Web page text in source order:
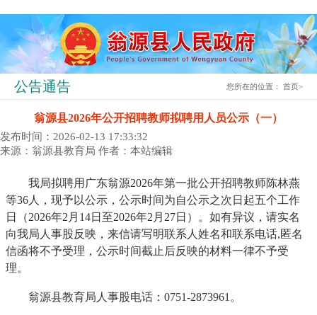
公告通告 您所在的位置：首页>
翁源县2026年公开招聘教师拟聘用人员公示（一）
发布时间：2026-02-13 17:33:32
来源：翁源县教育局 作者：本站编辑
我局拟聘用广东翁源2026年第一批公开招聘教师陈林燕
等36人，现予以公示，公示时间为自公示之次日起五个工作
日（2026年2月14日至2026年2月27日）。如有异议，请实名
向我局人事股反映，来信请写明联系人姓名和联系电话,匿名
信函将不予受理，公示时间截止后反映的材料一律不予受
理。
翁源县教育局人事股电话：0751-2873961。